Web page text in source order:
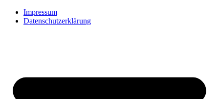
Impressum
Datenschutzerklärung